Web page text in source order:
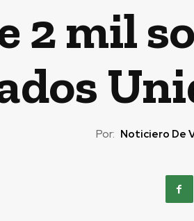
2 mil
Por: Noticiero De